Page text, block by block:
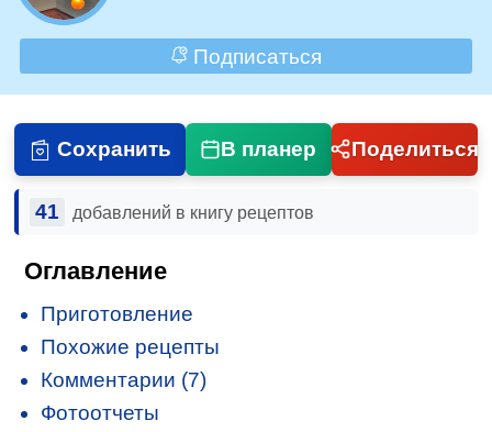
Подписаться
Сохранить В планер Поделиться
41 добавлений в книгу рецептов
Оглавление
Приготовление
Похожие рецепты
Комментарии (7)
Фотоотчеты